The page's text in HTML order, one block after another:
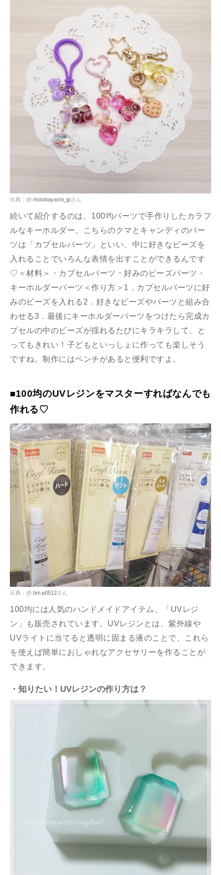
出典：@ motobayashi_jpさん
続いて紹介するのは、100均パーツで手作りしたカラフ
ルなキーホルダー。こちらのクマとキャンディのパー
ツは「カプセルパーツ」といい、中に好きなビーズを
入れることでいろんな表情を出すことができるんです
♡＜材料＞・カプセルパーツ・好みのビーズパーツ・
キーホルダーパーツ＜作り方＞1．カプセルパーツに好
みのビーズを入れる2．好きなビーズやパーツと組み合
わせる3．最後にキーホルダーパーツをつけたら完成カ
プセルの中のビーズが揺れるたびにキラキラして、と
ってもきれい！子どもといっしょに作っても楽しそう
ですね。制作にはペンチがあると便利ですよ。
■100均のUVレジンをマスターすればなんでも
作れる♡
出典：@ bm.p0512さん
100均には人気のハンドメイドアイテム、「UVレジ
ン」も販売されています。UVレジンとは、紫外線や
UVライトに当てると透明に固まる液のことで、これら
を使えば簡単におしゃれなアクセサリーを作ることが
できます。
・知りたい！UVレジンの作り方は？